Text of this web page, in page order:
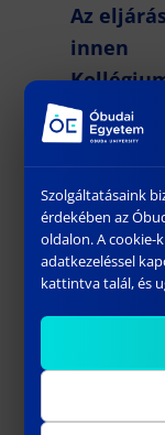
Az
innen
Szolgáltatásaink
érdekében az
oldalon. A cookie-
adatkezeléssel
kattintva talál, és